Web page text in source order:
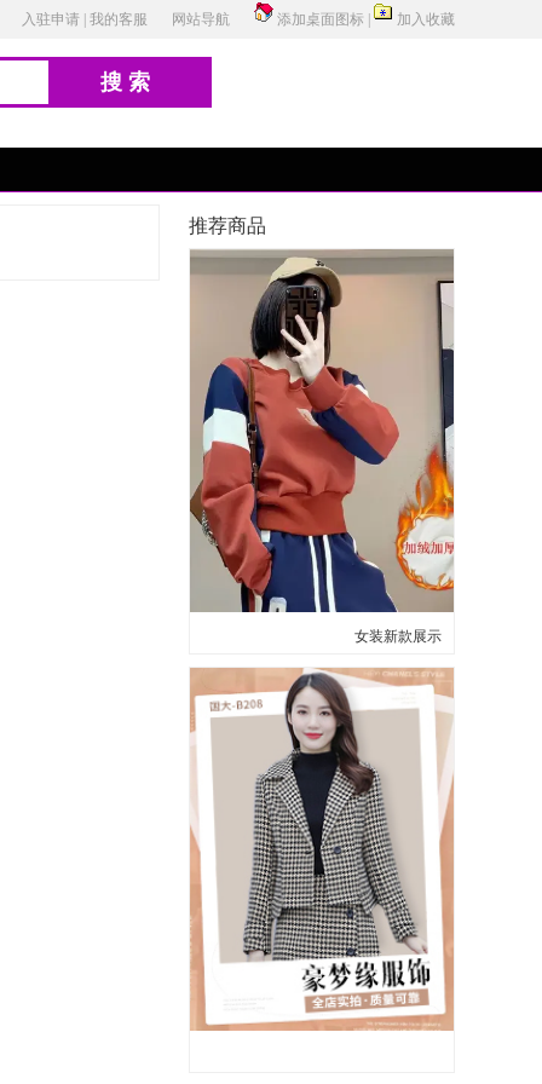
入驻申请 我的客服 网站导航 添加桌面图标 加入收藏
搜索
推荐商品
女装新款展示